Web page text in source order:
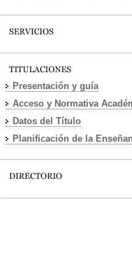
Presentación y guía
Acceso y Normativa
Datos del Título
Planificación de la